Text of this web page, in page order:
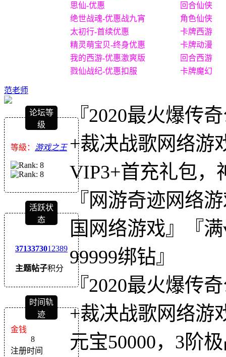
范老师
论坛等
级
等級： 游戏之王
活跃状
态
3713
主题
3730
帖子
12389
积分
时间轨
迹
金钱
8
注册时间
思仙-优惠
回合仙侠
绝世战魂-优惠战九宵
角色仙侠
太初行-首续优惠
卡牌西游
精灵萌宝贝-终身优惠
卡牌动漫
我的西游-优惠激爽版
回合西游
戮仙战纪-优惠扣服
卡牌魔幻
『2020最火爆传
+裁决战歌网络游
VIP3+首充礼包，
『网游奇迹网络
国网络游戏』『
99999绑钻』
『2020最火爆传
+裁决战歌网络游
元宝50000，3阶